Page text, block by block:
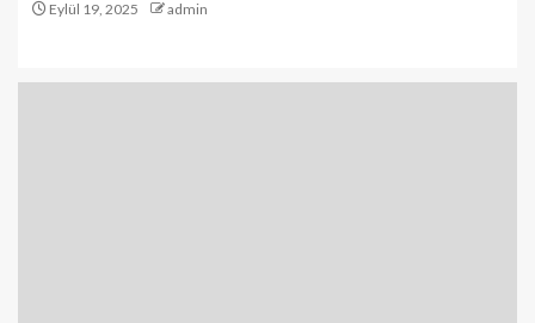
Eylül 19, 2025 admin